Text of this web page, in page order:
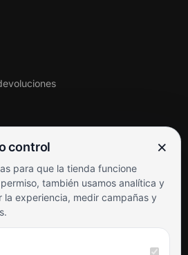
control ×
para que la tienda funcione
también usamos analítica y
la experiencia, medir campañas y